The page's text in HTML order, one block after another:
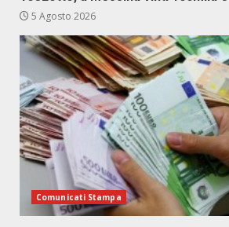
5 Agosto 2026
Comunicati Stampa